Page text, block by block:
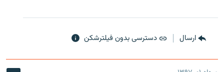
ارسال دسترسی بدون فیلترشکن